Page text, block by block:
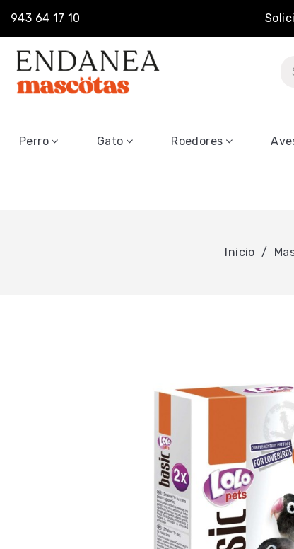
943 64 17 10
Perro Gato Roedores
Inicio